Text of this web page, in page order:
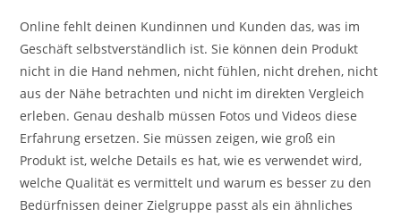
Online fehlt deinen Kundinnen und Kunden das, was im
Geschäft selbstverständlich ist. Sie können dein Produkt
nicht in die Hand nehmen, nicht fühlen, nicht drehen, nicht
aus der Nähe betrachten und nicht im direkten Vergleich
erleben. Genau deshalb müssen Fotos und Videos diese
Erfahrung ersetzen. Sie müssen zeigen, wie groß ein
Produkt ist, welche Details es hat, wie es verwendet wird,
welche Qualität es vermittelt und warum es besser zu den
Bedürfnissen deiner Zielgruppe passt als ein ähnliches